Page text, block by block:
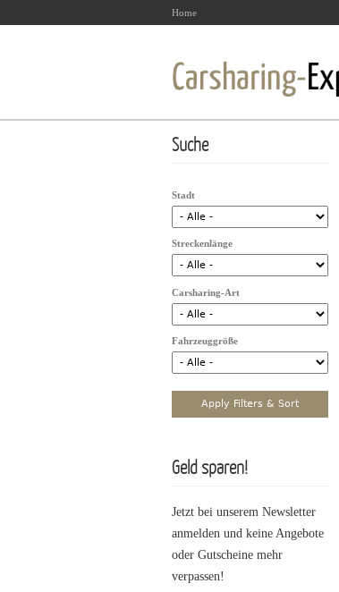
Home
Suche
Stadt
Streckenlänge
Carsharing-Art
Fahrzeuggröße
Geld sparen!
Jetzt bei unserem Newsletter
anmelden und keine Angebote
oder Gutscheine mehr
verpassen!